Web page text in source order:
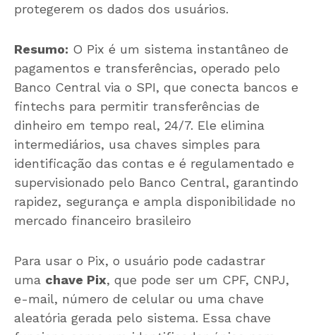
protegerem os dados dos usuários.
Resumo: O Pix é um sistema instantâneo de
pagamentos e transferências, operado pelo
Banco Central via o SPI, que conecta bancos e
fintechs para permitir transferências de
dinheiro em tempo real, 24/7. Ele elimina
intermediários, usa chaves simples para
identificação das contas e é regulamentado e
supervisionado pelo Banco Central, garantindo
rapidez, segurança e ampla disponibilidade no
mercado financeiro brasileiro
Para usar o Pix, o usuário pode cadastrar
uma chave Pix, que pode ser um CPF, CNPJ,
e-mail, número de celular ou uma chave
aleatória gerada pelo sistema. Essa chave